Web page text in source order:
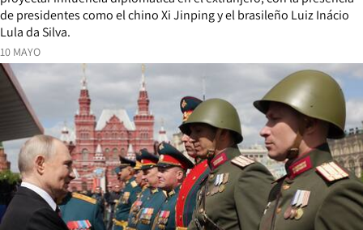
10 MAYO
de presidentes como el chino Xi Jinping y el brasileño Luiz Inácio
Lula da Silva.